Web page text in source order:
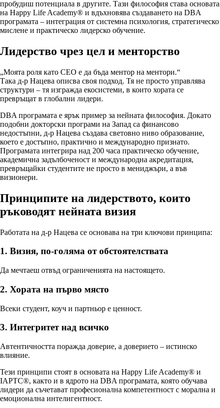
пробудиш потенциала в другите. Тази философия става основата
на Happy Life Academy® и вдъхновява създаването на DBA
програмата – интеграция от системна психология, стратегическо
мислене и практическо лидерско обучение.
Лидерство чрез цел и менторство
„Моята роля като CEO е да бъда ментор на ментори.“
Така д-р Нацева описва своя подход. Тя не просто управлява
структури – тя изгражда екосистеми, в които хората се
превръщат в глобални лидери.
DBA програмата е ярък пример за нейната философия. Докато
подобни докторски програми на Запад са финансово
недостъпни, д-р Нацева създава световно ниво образование,
което е достъпно, практично и международно признато.
Програмата интегрира над 200 часа практическо обучение,
академична задълбоченост и международна акредитация,
превръщайки студентите не просто в мениджъри, а във
визионери.
Принципите на лидерството, които
ръководят нейната визия
Работата на д-р Нацева се основава на три ключови принципа:
1. Визия, по-голяма от обстоятелствата
Да мечтаеш отвъд ограниченията на настоящето.
2. Хората на първо място
Всеки студент, коуч и партньор е ценност.
3. Интегритет над всичко
Автентичността поражда доверие, а доверието – истинско
влияние.
Тези принципи стоят в основата на Happy Life Academy® и
IAPTC®, както и в ядрото на DBA програмата, която обучава
лидери да съчетават професионална компетентност с морална и
емоционална интелигентност.